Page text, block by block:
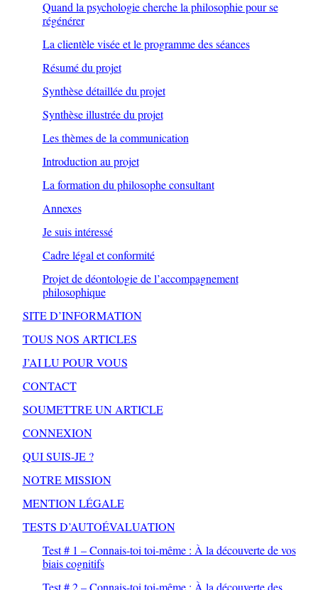
Quand la psychologie cherche la philosophie pour se
régénérer
La clientèle visée et le programme des séances
Résumé du projet
Synthèse détaillée du projet
Synthèse illustrée du projet
Les thèmes de la communication
Introduction au projet
La formation du philosophe consultant
Annexes
Je suis intéressé
Cadre légal et conformité
Projet de déontologie de l’accompagnement
philosophique
SITE D’INFORMATION
TOUS NOS ARTICLES
J’AI LU POUR VOUS
CONTACT
SOUMETTRE UN ARTICLE
CONNEXION
QUI SUIS-JE ?
NOTRE MISSION
MENTION LÉGALE
TESTS D’AUTOÉVALUATION
Test # 1 – Connais-toi toi-même : À la découverte de vos
biais cognitifs
Test # 2 – Connais-toi toi-même : À la découverte des